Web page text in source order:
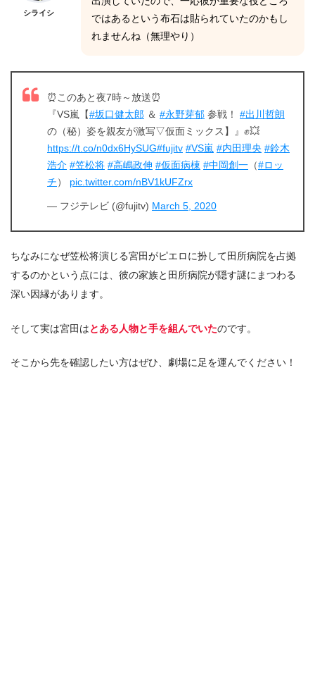
シライシ
ではあるという布石は貼られていたのかもし
れませんね（無理やり）
⏰このあと夜7時～放送⏰
『VS嵐【#坂口健太郎 ＆ #永野芽郁 参戦！ #出川哲朗
の（秘）姿を親友が激写▽仮面ミックス】』✊💥
https://t.co/n0dx6HySUG#fujitv #VS嵐 #内田理央 #鈴木
浩介 #笠松将 #高嶋政伸 #仮面病棟 #中岡創一 （#ロッ
チ） pic.twitter.com/nBV1kUFZrx
— フジテレビ (@fujitv) March 5, 2020
ちなみになぜ笠松将演じる宮田がピエロに扮して田所病院を占拠
するのかという点には、彼の家族と田所病院が隠す謎にまつわる
深い因縁があります。
そして実は宮田はとある人物と手を組んでいたのです。
そこから先を確認したい方はぜひ、劇場に足を運んでください！